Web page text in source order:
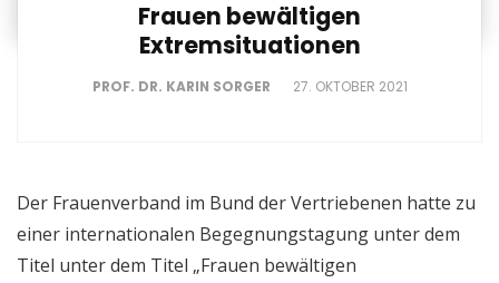
Frauen bewältigen
Extremsituationen
PROF. DR. KARIN SORGER 27. OKTOBER 2021
Der Frauenverband im Bund der Vertriebenen hatte zu
einer internationalen Begegnungstagung unter dem
Titel unter dem Titel „Frauen bewältigen